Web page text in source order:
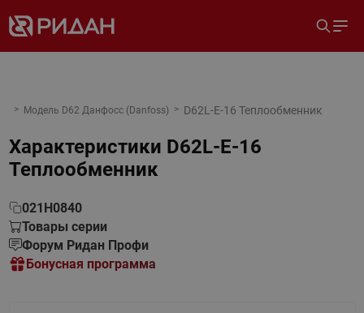
Модель D62 Данфосс (Danfoss) D62L-E-16 Теплообменник
Характеристики D62L-E-16
Теплообменник
021H0840
Товары серии
Форум Ридан Профи
Бонусная программа